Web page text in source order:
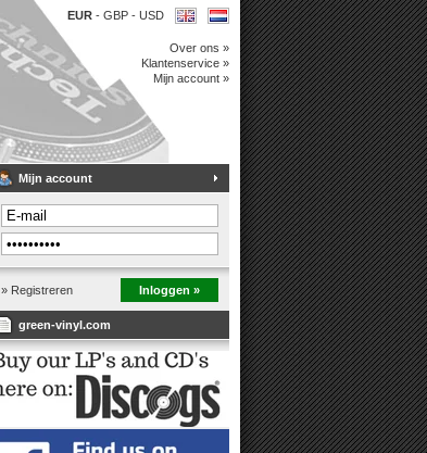
EUR - GBP - USD
Over ons »
Klantenservice »
Mijn account »
Mijn account
» Registreren Inloggen »
green-vinyl.com